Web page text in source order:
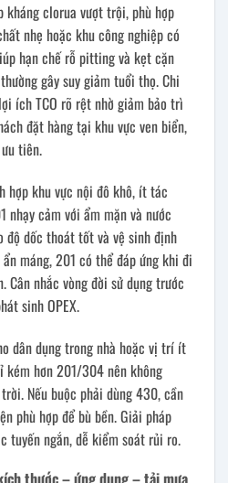
kháng clorua vượt trội, phù hợp
nhẹ hoặc khu công nghiệp có
hạn chế rỗ pitting và kẹt cặn
gây suy giảm tuổi thọ. Chi
ích TCO rõ rệt nhờ giảm bảo trì
đặt hàng tại khu vực ven biển,
tiên.
hợp khu vực nội đô khô, ít tác
nhạy cảm với ẩm mặn và nước
độ dốc thoát tốt và vệ sinh định
máng, 201 có thể đáp ứng khi đi
Cân nhắc vòng đời sử dụng trước
sinh OPEX.
dân dụng trong nhà hoặc vị trí ít
kém hơn 201/304 nên không
Nếu buộc phải dùng 430, cần
phù hợp để bù bền. Giải pháp
tuyến ngắn, dễ kiểm soát rủi ro.
thước – ứng dụng – tải mưa